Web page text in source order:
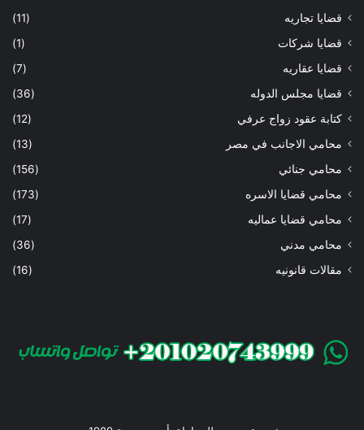
قضايا تجاريه
(11)
قضايا شركات
(1)
قضايا عقاريه
(7)
قضايا مجلس الدوله
(36)
كتابة عقود زواج عرفي
(12)
محامي الاجانب في مصر
(13)
محامي جنائي
(156)
محامي قضايا الاسره
(173)
محامي قضايا عماليه
(17)
محامي مدني
(36)
مقالات قانونيه
(16)